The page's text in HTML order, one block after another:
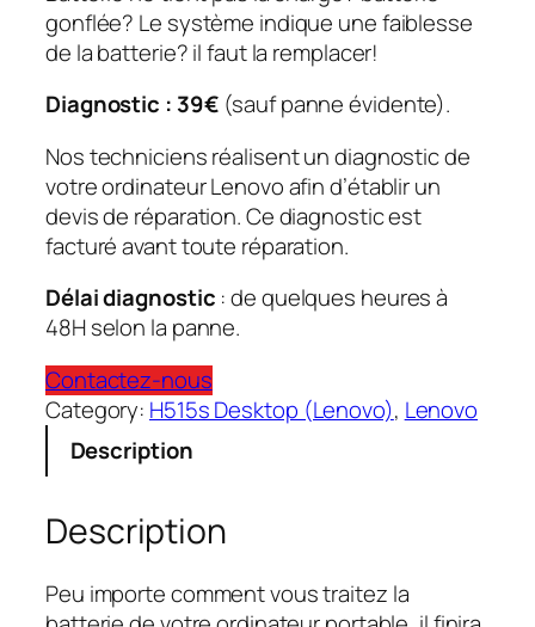
gonflée? Le système indique une faiblesse
de la batterie? il faut la remplacer!
Diagnostic : 39€ (sauf panne évidente).
Nos techniciens réalisent un diagnostic de
votre ordinateur Lenovo afin d’établir un
devis de réparation. Ce diagnostic est
facturé avant toute réparation.
Délai diagnostic : de quelques heures à
48H selon la panne.
Contactez-nous
Category: H515s Desktop (Lenovo), Lenovo
Description
Description
Peu importe comment vous traitez la